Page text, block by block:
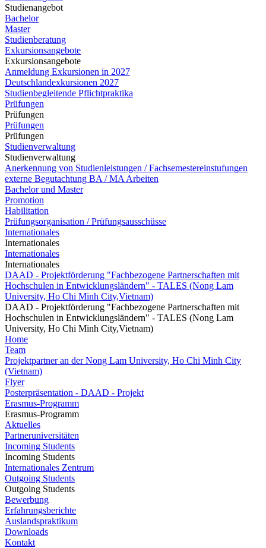
Studienangebot
Bachelor
Master
Studienberatung
Exkursionsangebote
Exkursionsangebote
Anmeldung Exkursionen in 2027
Deutschlandexkursionen 2027
Studienbegleitende Pflichtpraktika
Prüfungen
Prüfungen
Prüfungen
Prüfungen
Studienverwaltung
Studienverwaltung
Anerkennung von Studienleistungen / Fachsemestereinstufungen
externe Begutachtung BA / MA Arbeiten
Bachelor und Master
Promotion
Habilitation
Prüfungsorganisation / Prüfungsausschüsse
Internationales
Internationales
Internationales
Internationales
DAAD - Projektförderung "Fachbezogene Partnerschaften mit
Hochschulen in Entwicklungsländern" - TALES (Nong Lam
University, Ho Chi Minh City,Vietnam)
DAAD - Projektförderung "Fachbezogene Partnerschaften mit
Hochschulen in Entwicklungsländern" - TALES (Nong Lam
University, Ho Chi Minh City,Vietnam)
Home
Team
Projektpartner an der Nong Lam University, Ho Chi Minh City
(Vietnam)
Flyer
Posterpräsentation - DAAD - Projekt
Erasmus-Programm
Erasmus-Programm
Aktuelles
Partneruniversitäten
Incoming Students
Incoming Students
Internationales Zentrum
Outgoing Students
Outgoing Students
Bewerbung
Erfahrungsberichte
Auslandspraktikum
Downloads
Kontakt